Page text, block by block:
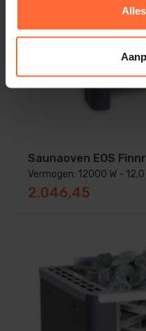
Saunaoven EOS
Vermogen: 12000 W - 12,0
2.046,45